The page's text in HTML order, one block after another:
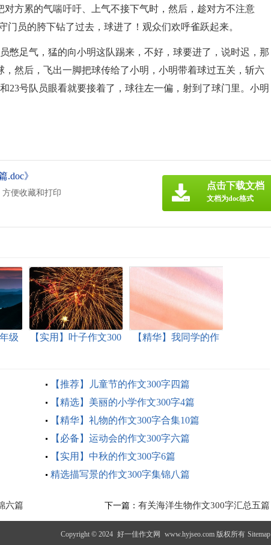
方累的气喘吁吁、上气不接下气时，然后，趁对方不注意
员的胯下钻了过去，球进了！观众们欢呼雀跃起来。
憋足气，猛的向小明这队踢来，不好，球要进了，说时迟，那
然后，飞出一脚把球传给了小明，小明带着球过五关，斩六
23号队员眼看就要接着了，球往左一偏，射到了球门里。小明
.doc》
便收藏和打印
点击下载文档
文档为doc格式
级
【实用】叶子作文300
【精华】我同学的作
【推荐】儿童节的作文300字四篇
【精选】美丽的小学作文300字4篇
【精华】礼物的作文300字合集10篇
【必备】运动会的作文300字六篇
【实用】中秋的作文300字6篇
精选描写景的作文300字集锦八篇
六篇 下一篇： 有关海洋生物作文300字汇总五篇
Copyright © 2024 好一佳作文网 www.hyjseo.com 版权所有 Sitemap